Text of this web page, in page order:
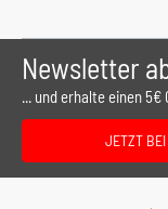
Newsletter
... und erhalte einen
JETZT BEI